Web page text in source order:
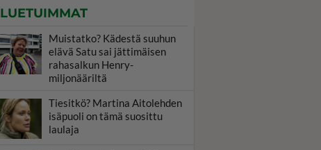
LUETUIMMAT
Muistatko? Kädestä suuhun
elävä Satu sai jättimäisen
rahasalkun Henry-
miljonääriltä
Tiesitkö? Martina Aitolehden
isäpuoli on tämä suosittu
laulaja